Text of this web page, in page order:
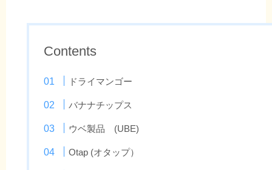
Contents
ドライマンゴー
バナナチップス
ウベ製品 (UBE)
Otap (オタップ）